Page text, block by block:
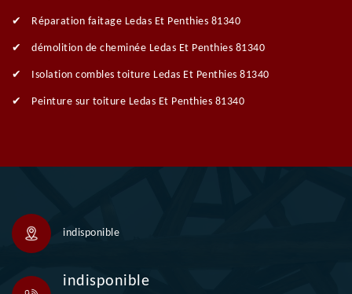
Réparation faitage Ledas Et Penthies 81340
démolition de cheminée Ledas Et Penthies 81340
Isolation combles toiture Ledas Et Penthies 81340
Peinture sur toiture Ledas Et Penthies 81340
indisponible
indisponible